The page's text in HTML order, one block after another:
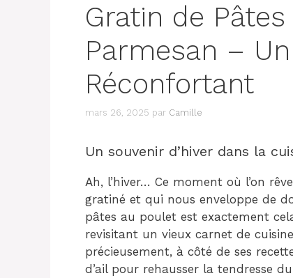
Gratin de
Parmesan –
Réconfortant
mars 26, 2025 par Camille
Un souvenir d’hiver dans la
Ah, l’hiver… Ce moment où l’on
gratiné et qui nous enveloppe de
pâtes au poulet est exactement
revisitant un vieux carnet de
précieusement, à côté de ses
d’ail pour rehausser la tendresse